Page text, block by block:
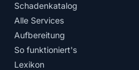
Schadenkatalog
Alle Services
Aufbereitung
So funktioniert's
Lexikon